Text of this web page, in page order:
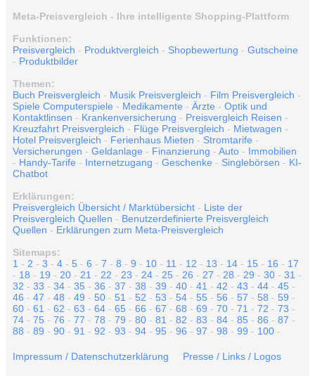
Meta-Preisvergleich - Ihre intelligente Shopping-Plattform
Funktionen:
Preisvergleich - Produktvergleich - Shopbewertung - Gutscheine
- Produktbilder
Themen:
Buch Preisvergleich - Musik Preisvergleich - Film Preisvergleich -
Spiele Computerspiele - Medikamente - Ärzte - Optik und
Kontaktlinsen - Krankenversicherung - Preisvergleich Reisen -
Kreuzfahrt Preisvergleich - Flüge Preisvergleich - Mietwagen -
Hotel Preisvergleich - Ferienhaus Mieten - Stromtarife -
Versicherungen - Geldanlage - Finanzierung - Auto - Immobilien
- Handy-Tarife - Internetzugang - Geschenke - Singlebörsen - KI-
Chatbot
Erklärungen:
Preisvergleich Übersicht / Marktübersicht - Liste der
Preisvergleich Quellen - Benutzerdefinierte Preisvergleich
Quellen - Erklärungen zum Meta-Preisvergleich
Sitemaps:
1 - 2 - 3 - 4 - 5 - 6 - 7 - 8 - 9 - 10 - 11 - 12 - 13 - 14 - 15 - 16 - 17
- 18 - 19 - 20 - 21 - 22 - 23 - 24 - 25 - 26 - 27 - 28 - 29 - 30 - 31 -
32 - 33 - 34 - 35 - 36 - 37 - 38 - 39 - 40 - 41 - 42 - 43 - 44 - 45 -
46 - 47 - 48 - 49 - 50 - 51 - 52 - 53 - 54 - 55 - 56 - 57 - 58 - 59 -
60 - 61 - 62 - 63 - 64 - 65 - 66 - 67 - 68 - 69 - 70 - 71 - 72 - 73 -
74 - 75 - 76 - 77 - 78 - 79 - 80 - 81 - 82 - 83 - 84 - 85 - 86 - 87 -
88 - 89 - 90 - 91 - 92 - 93 - 94 - 95 - 96 - 97 - 98 - 99 - 100 -
Impressum / Datenschutzerklärung Presse / Links / Logos